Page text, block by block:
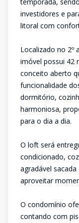
investidores e
litoral com
Localizado no 2º
imóvel possui 42
conceito aberto
funcionalidade
dormitório,
harmoniosa,
para o dia a dia.
O loft será
condicionado,
agradável
aproveitar
O condomínio
contando com